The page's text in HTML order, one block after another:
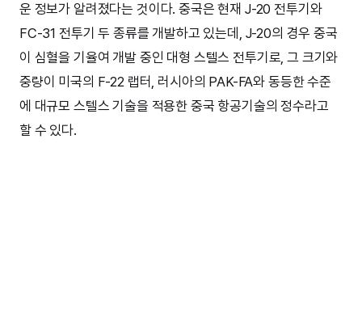
운 정보가 알려졌다는 것이다. 중국은 현재 J-20 전투기와
FC-31 전투기 두 종류를 개발하고 있는데, J-20의 경우 중국
이 심혈을 기율여 개발 중인 대형 스텔스 전투기로, 그 크기와
중량이 미국의 F-22 랩터, 러시아의 PAK-FA와 동등한 수준
에 대규모 스텔스 기술을 적용한 중국 항공기술의 정수라고
할 수 있다.